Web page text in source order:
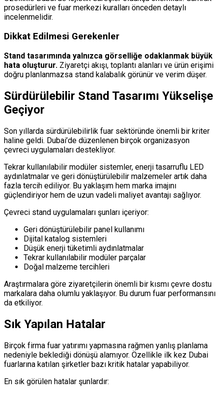
prosedürleri ve fuar merkezi kuralları önceden detaylı
incelenmelidir.
Dikkat Edilmesi Gerekenler
Stand tasarımında yalnızca görselliğe odaklanmak büyük
hata oluşturur. Ziyaretçi akışı, toplantı alanları ve ürün erişimi
doğru planlanmazsa stand kalabalık görünür ve verim düşer.
Sürdürülebilir Stand Tasarımı Yükselişe
Geçiyor
Son yıllarda sürdürülebilirlik fuar sektöründe önemli bir kriter
haline geldi. Dubai’de düzenlenen birçok organizasyon
çevreci uygulamaları destekliyor.
Tekrar kullanılabilir modüler sistemler, enerji tasarruflu LED
aydınlatmalar ve geri dönüştürülebilir malzemeler artık daha
fazla tercih ediliyor. Bu yaklaşım hem marka imajını
güçlendiriyor hem de uzun vadeli maliyet avantajı sağlıyor.
Çevreci stand uygulamaları şunları içeriyor:
Geri dönüştürülebilir panel kullanımı
Dijital katalog sistemleri
Düşük enerji tüketimli aydınlatmalar
Tekrar kullanılabilir modüler parçalar
Doğal malzeme tercihleri
Araştırmalara göre ziyaretçilerin önemli bir kısmı çevre dostu
markalara daha olumlu yaklaşıyor. Bu durum fuar performansını
da etkiliyor.
Sık Yapılan Hatalar
Birçok firma fuar yatırımı yapmasına rağmen yanlış planlama
nedeniyle beklediği dönüşü alamıyor. Özellikle ilk kez Dubai
fuarlarına katılan şirketler bazı kritik hatalar yapabiliyor.
En sık görülen hatalar şunlardır: